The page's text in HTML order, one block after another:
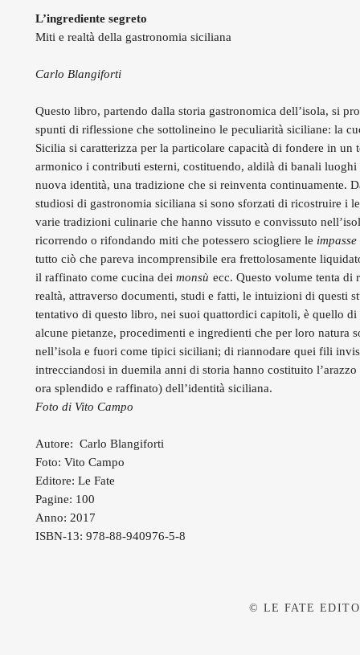
L’ingrediente segreto
Miti e realtà della gastronomia siciliana
Carlo Blangiforti
Questo libro, partendo dalla storia gastronomica dell’isola, si
spunti di riflessione che sottolineino le peculiarità siciliane: la
Sicilia si caratterizza per la particolare capacità di fondere in un
armonico i contributi esterni, costituendo, aldilà di banali luoghi
nuova identità, una tradizione che si reinventa continuamente.
studiosi di gastronomia siciliana si sono sforzati di ricostruire i
varie tradizioni culinarie che hanno vissuto e convissuto
ricorrendo o rifondando miti che potessero sciogliere le impasse
tutto ciò che pareva incomprensibile era frettolosamente
il raffinato come cucina dei monsù ecc. Questo volume tenta di
realtà, attraverso documenti, studi e fatti, le intuizioni di questi
tentativo di questo libro, nei suoi quattordici capitoli, è quello di
alcune pietanze, procedimenti e ingredienti che per loro natura
nell’isola e fuori come tipici siciliani; di riannodare quei fili
intrecciandosi in duemila anni di storia hanno costituito
ora splendido e raffinato) dell’identità siciliana.
Foto di Vito Campo
Autore: Carlo Blangiforti
Foto: Vito Campo
Editore: Le Fate
Pagine: 100
Anno: 2017
ISBN-13: 978-88-940976-5-8
© LE FATE